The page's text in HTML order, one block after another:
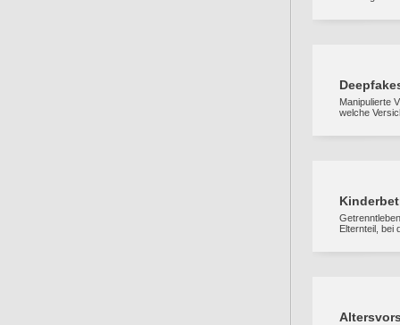
Manipulierte
welche
Elternteil, bei